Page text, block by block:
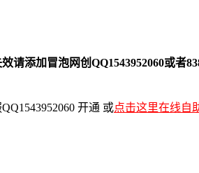
添加冒泡网创QQ1543952060或者
开通 或点击这里在线自